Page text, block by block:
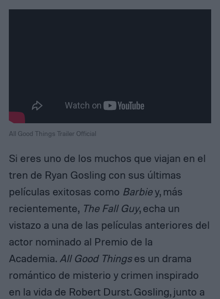
All Good Things Trailer Official
Si eres uno de los muchos que viajan en el
tren de Ryan Gosling con sus últimas
películas exitosas como Barbiey, más
recientemente, The Fall Guy, echa un
vistazo a una de las películas anteriores del
actor nominado al Premio de la
Academia. All Good Thingses un drama
romántico de misterio y crimen inspirado
en la vida de Robert Durst. Gosling, junto a